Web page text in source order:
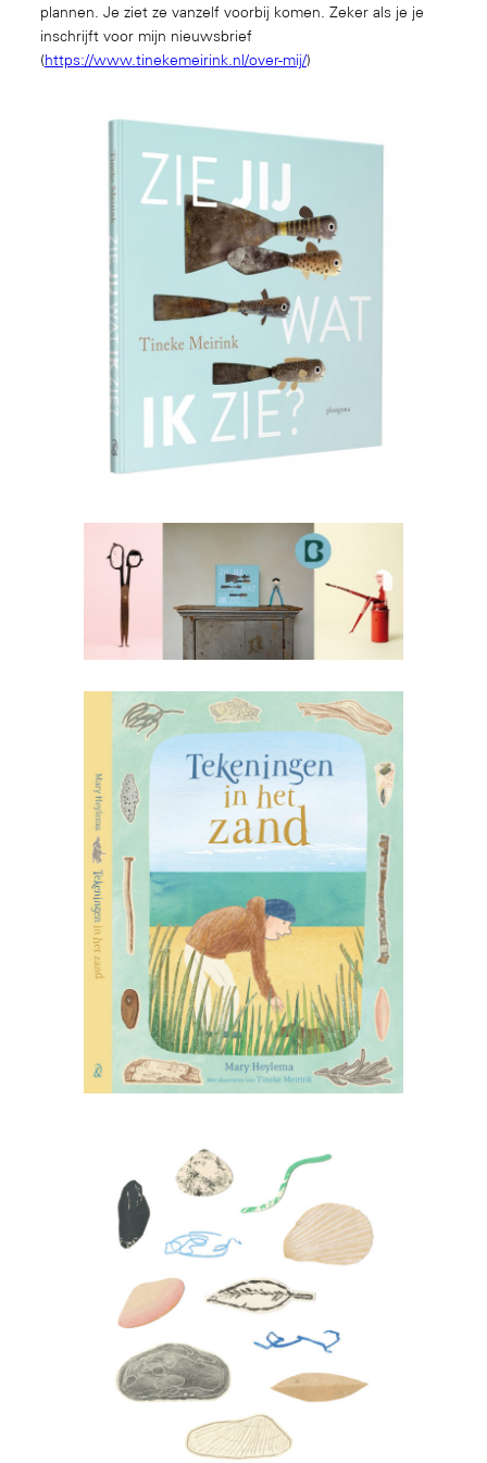
plannen. Je ziet ze vanzelf voorbij komen. Zeker als je je
inschrijft voor mijn nieuwsbrief
(https://www.tinekemeirink.nl/over-mij/)